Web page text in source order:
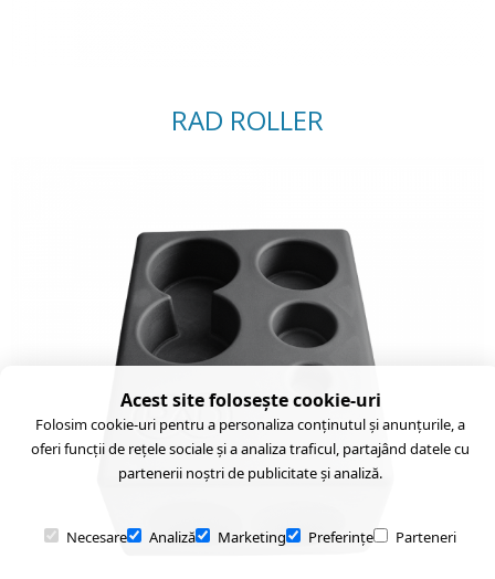
RAD ROLLER
Acest site folosește cookie-uri
Folosim cookie-uri pentru a personaliza conținutul și anunțurile, a
oferi funcții de rețele sociale și a analiza traficul, partajând datele cu
partenerii noștri de publicitate și analiză.
Necesare Analiză Marketing Preferințe Parteneri